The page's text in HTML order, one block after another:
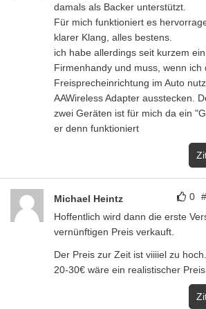
damals als Backer unterstützt.
Für mich funktioniert es
klarer Klang, alles bestens.
ich habe allerdings seit kurzem
Firmenhandy und muss, wenn ich
Freisprecheinrichtung im Auto
AAWireless Adapter ausstecken.
zwei Geräten ist für mich da ein
er denn funktioniert
0 #
Michael Heintz
Hoffentlich wird dann die erste
vernünftigen Preis verkauft.
Der Preis zur Zeit ist viiiiel zu hoch.
20-30€ wäre ein realistischer Preis